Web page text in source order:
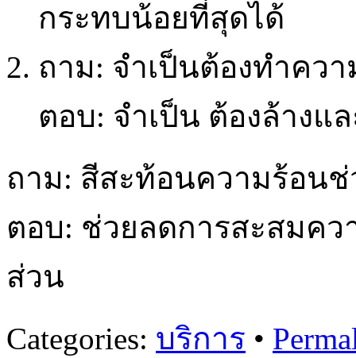
กระทบน้อยที่สุดได้
ถาม: จำเป็นต้องทำคว
ตอบ: จำเป็น ต้องล้างแ
ถาม: สีสะท้อนความร้อน
ตอบ: ช่วยลดการสะสมคว
ส่วน
Categories: บริการ •